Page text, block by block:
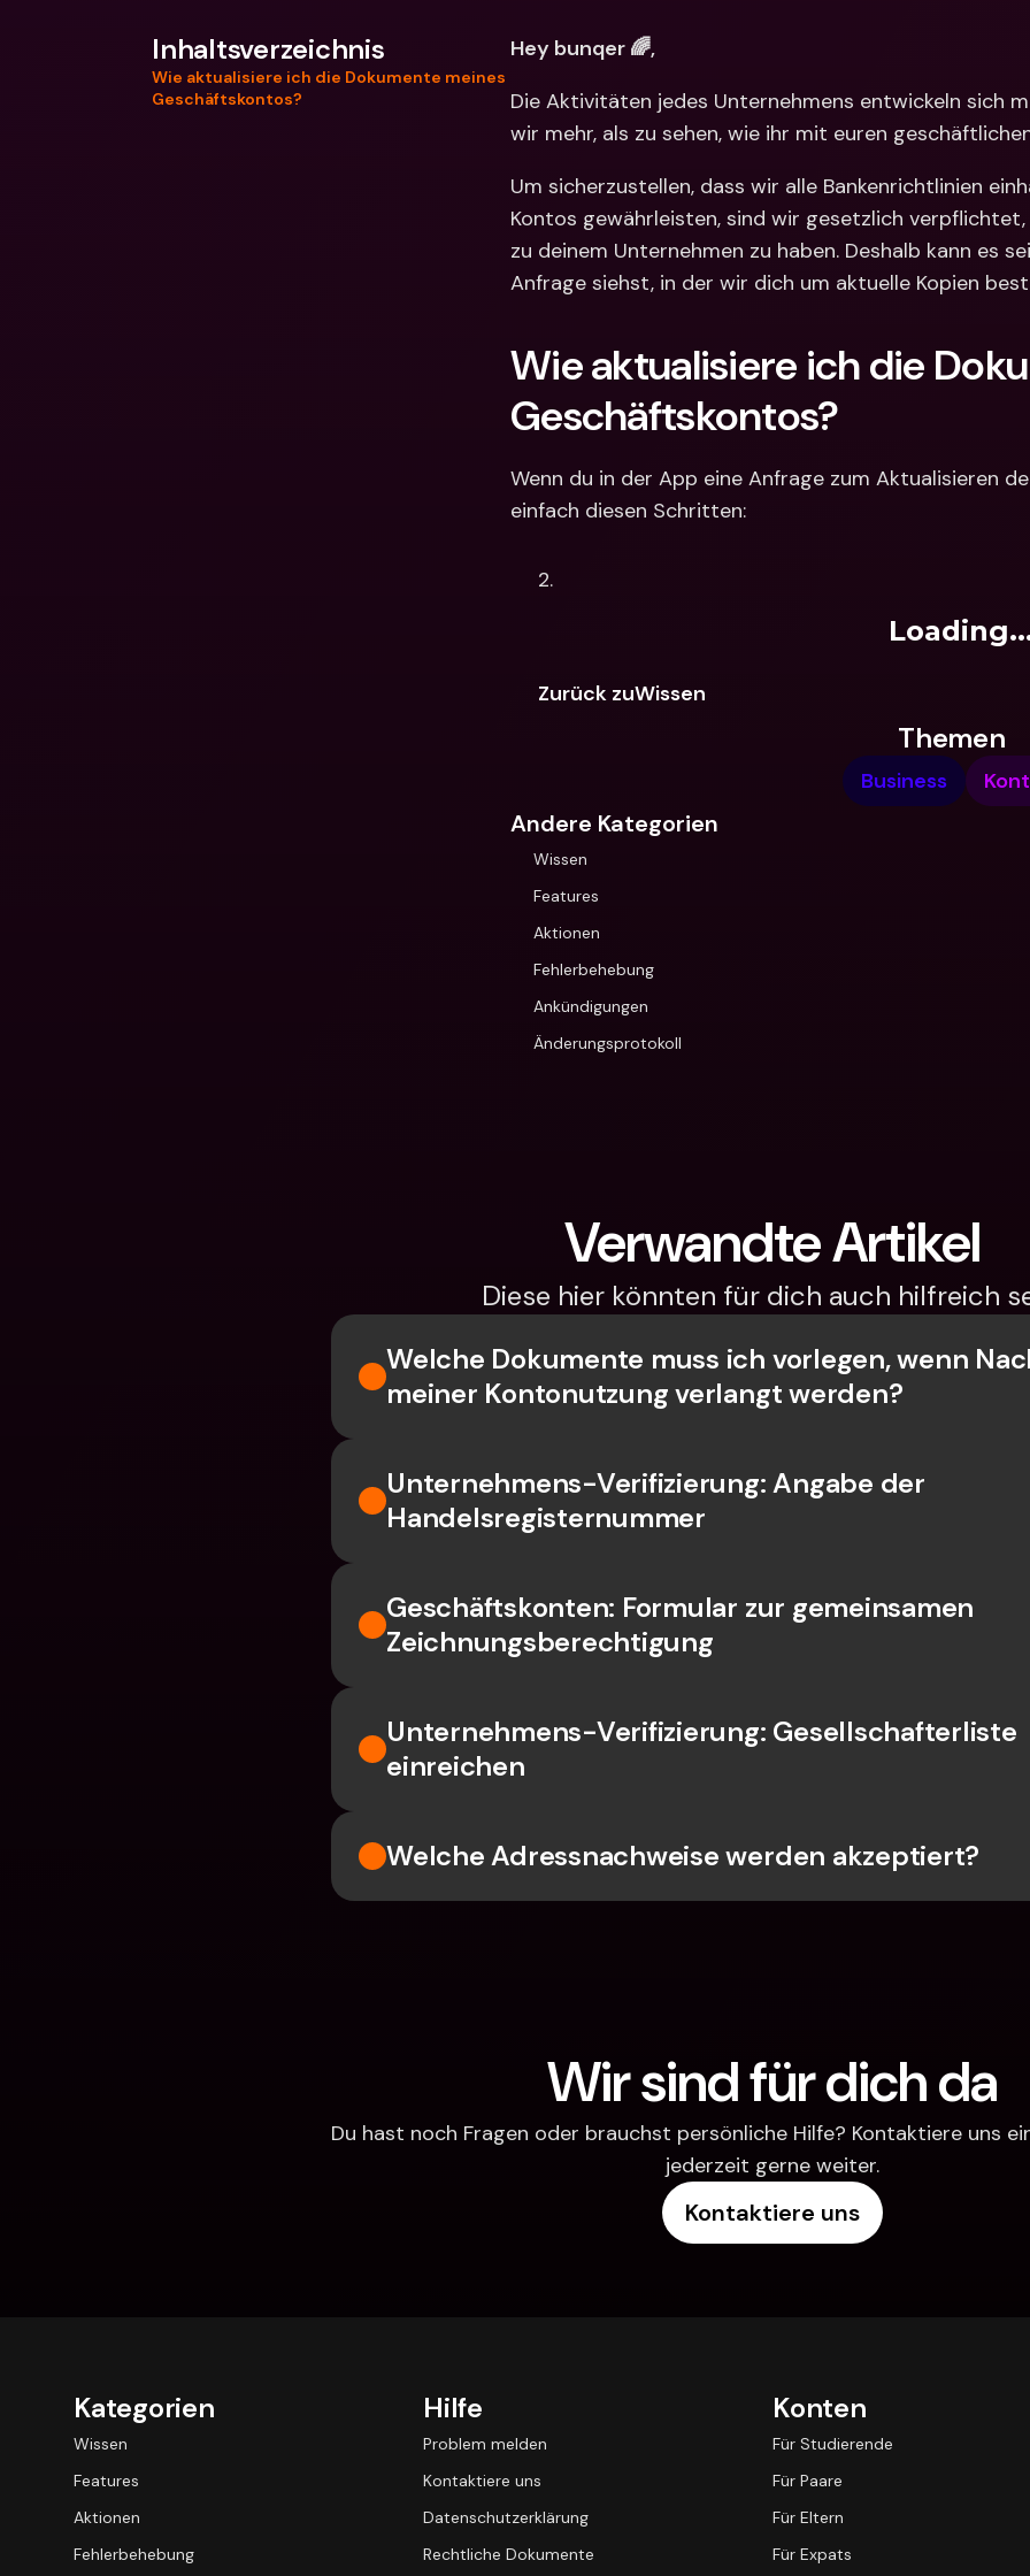
Inhaltsverzeichnis
Wie aktualisiere ich die Dokumente meines
Geschäftskontos?
Hey bunqer 🌈,
Die Aktivitäten jedes Unternehmens entwickeln sich
wir mehr, als zu sehen, wie ihr mit euren
Um sicherzustellen, dass wir alle Bankenrichtlinien
Kontos gewährleisten, sind wir gesetzlich
zu deinem Unternehmen zu haben. Deshalb kann es
Anfrage siehst, in der wir dich um aktuelle Kopien
Wie aktualisiere ich die
Geschäftskontos?
Wenn du in der App eine Anfrage zum Aktualisieren
einfach diesen Schritten:
Zurück zuWissen
Themen
Business
Andere Kategorien
Wissen
Features
Aktionen
Fehlerbehebung
Ankündigungen
Änderungsprotokoll
Verwandte Artikel
Diese hier könnten für dich auch hilfreich
Welche Dokumente muss ich vorlegen, wenn
meiner Kontonutzung verlangt werden?
Unternehmens-Verifizierung: Angabe der
Handelsregisternummer
Geschäftskonten: Formular zur gemeinsamen
Zeichnungsberechtigung
Unternehmens-Verifizierung: Gesellschafterliste
einreichen
Welche Adressnachweise werden akzeptiert?
Wir sind für dich da
Du hast noch Fragen oder brauchst persönliche Hilfe? Kontaktiere uns
jederzeit gerne weiter.
Kontaktiere uns
Kategorien
Wissen
Features
Aktionen
Fehlerbehebung
Hilfe
Problem melden
Kontaktiere uns
Datenschutzerklärung
Rechtliche Dokumente
Konten
Für Studierende
Für Paare
Für Eltern
Für Expats